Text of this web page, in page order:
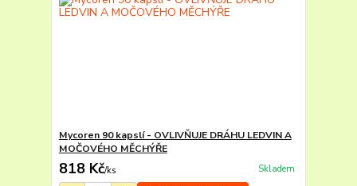
Mycoren 90 kapslí - OVLIVŇUJE DRÁHU LEDVIN A
MOČOVÉHO MĚCHÝŘE
818 Kč/ks Skladem